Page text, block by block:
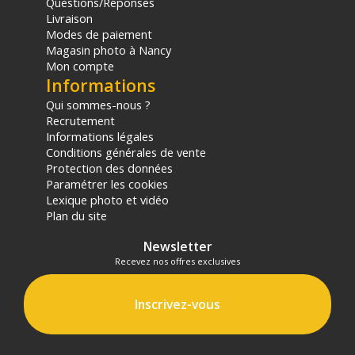
Adaptateur secteur compatible (vendu séparément): Foton
SMF Power Adapter
Fonctionnalités :
Peaking
Pixel-par-pixel
Réglage de la température de couleur
Réglage de la tonalité
Réglage du contraste
Adaptateur de griffe porte-accessoires permettant une
rotation à 180° et une inclinaison à 90°
Autres :
Montage : Fixation facile sur caméra via la griffe porte-
CONTENU DU CARTON :
1 x Moniteur Viltrox DC-70II
2 x Adaptateurs de griffe porte-accessoires
Livraison
Modes de paiement
Magasin photo à Nancy
Mon compte
Informations
Qui sommes-nous ?
Recrutement
Informations légales
Conditions générales de vente
Protection des données
Paramétrer les cookies
Lexique photo et vidéo
Plan du site
Newsletter
Recevez nos offres exclusives
Inscrivez-vous